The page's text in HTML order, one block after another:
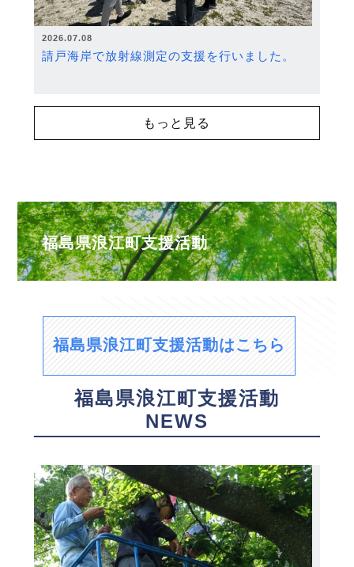
2026.07.08
請戸海岸で放射線測定の支援を行いました。
もっと見る
福島県浪江町支援活動
福島県浪江町支援活動はこちら
福島県浪江町支援活動
NEWS